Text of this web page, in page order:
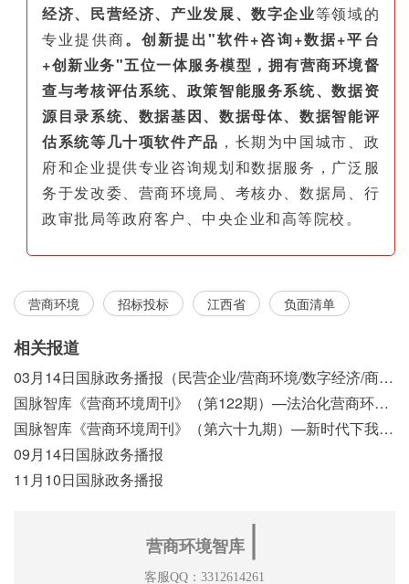
经济、民营经济、产业发展、数字企业等领域的
专业提供商。创新提出"软件+咨询+数据+平台
+创新业务"五位一体服务模型，拥有营商环境督
查与考核评估系统、政策智能服务系统、数据资
源目录系统、数据基因、数据母体、数据智能评
估系统等几十项软件产品 ，长期为中国城市、政
府和企业提供专业咨询规划和数据服务，广泛服
务于发改委、营商环境局、考核办、数据局、行
政审批局等政府客户、中央企业和高等院校。
营商环境 招标投标 江西省 负面清单
相关报道
03月14日国脉政务播报（民营企业/营商环境/数字经济/商事制度改革）
国脉智库《营商环境周刊》（第122期）—法治化营商环境视域下我国行政执法公示制度浅析
国脉智库《营商环境周刊》（第六十九期）—新时代下我国营商环境标准体系构建初探
09月14日国脉政务播报
11月10日国脉政务播报
营商环境智库
客服QQ：3312614261